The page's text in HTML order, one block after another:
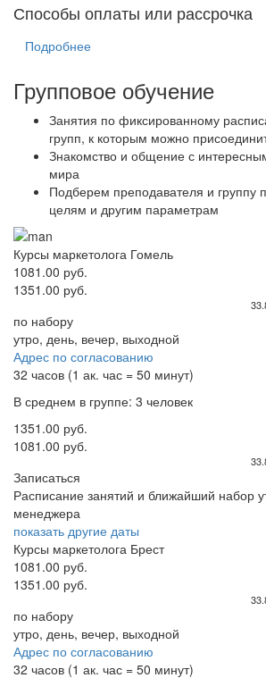
Способы оплаты или рассрочка
Подробнее
Групповое обучение
Занятия по фиксированному
групп, к которым можно
Знакомство и общение с
мира
Подберем преподавателя и группу
целям и другим параметрам
Курсы маркетолога Гомель
1081.00 руб.
1351.00 руб.
по набору
утро, день, вечер, выходной
Адрес по согласованию
32 часов (1 ак. час = 50 минут)
В среднем в группе: 3 человек
1351.00 руб.
1081.00 руб.
Записаться
Расписание занятий и ближайший набор
менеджера
показать другие даты
Курсы маркетолога Брест
1081.00 руб.
1351.00 руб.
по набору
утро, день, вечер, выходной
Адрес по согласованию
32 часов (1 ак. час = 50 минут)